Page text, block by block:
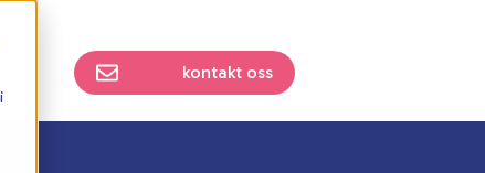
kontakt oss